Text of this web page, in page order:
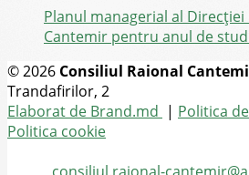
Planul managerial al
Cantemir pentru anul de
© 2026 Consiliul Raional
Trandafirilor, 2
Elaborat de Brand.md | Politica
Politica cookie